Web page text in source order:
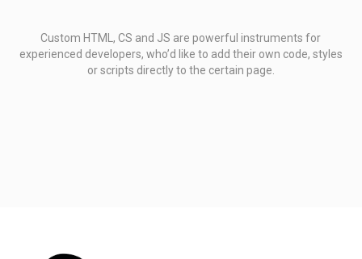
Custom HTML, CS and JS are powerful instruments for
experienced developers, who’d like to add their own code, styles
or scripts directly to the certain page.